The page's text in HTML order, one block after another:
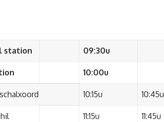
station 09:30u
10:00u
10:15u 10:45u
11:15u 11:45u